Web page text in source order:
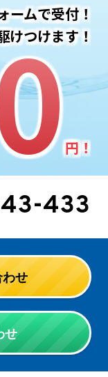
円！
ームで受付！
けつけます！
433
せ
せ